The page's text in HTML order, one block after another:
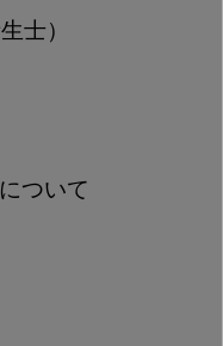
士）
ついて